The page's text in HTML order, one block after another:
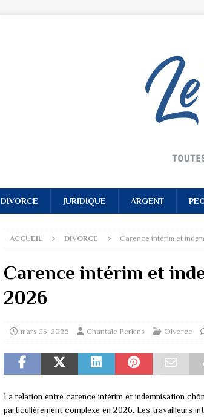
DIVORCE JURIDIQUE ARGENT
ACCUEIL DIVORCE Carence intérim et
Carence intérim et
2026
mars 25, 2026 Chantale Perkins Divorce
La relation entre carence intérim et indemnisation
particulièrement complexe en 2026. Les travailleurs